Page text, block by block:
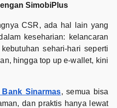
SimobiPlus
CSR, ada hal lain yang
keseharian: kelancaran
sehari-hari seperti
hingga top up e-wallet, kini
Sinarmas, semua bisa
dan praktis hanya lewat